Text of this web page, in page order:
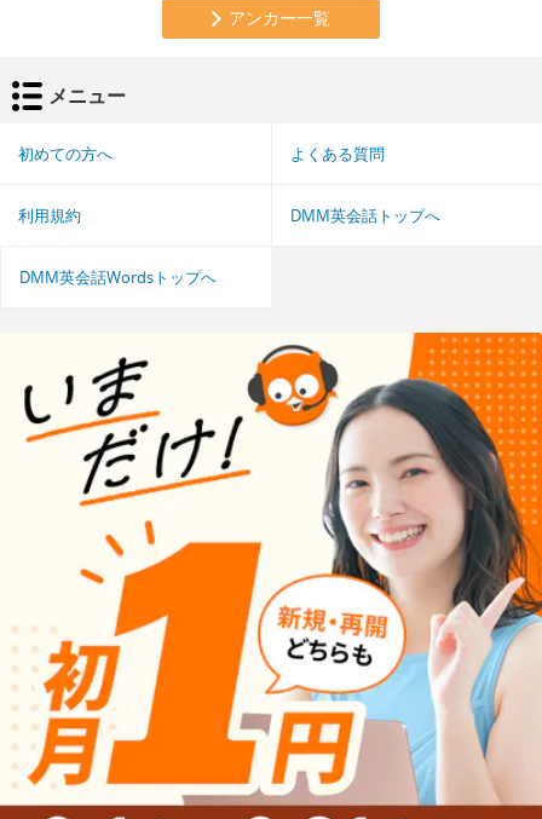
アンカー一覧
メニュー
初めての方へ よくある質問
利用規約 DMM英会話トップへ
DMM英会話Wordsトップへ